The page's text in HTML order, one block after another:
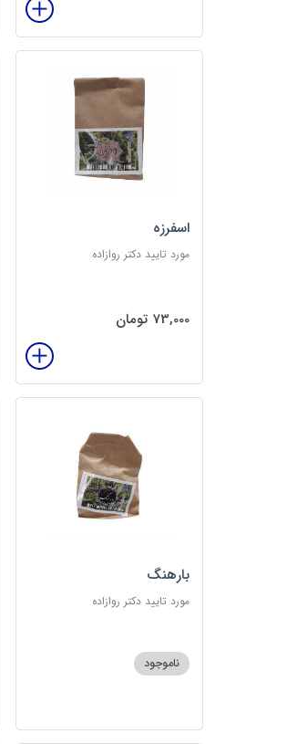
اسفرزه
مورد تایید دکتر روازاده
73,000 تومان
بارهنگ
مورد تایید دکتر روازاده
ناموجود